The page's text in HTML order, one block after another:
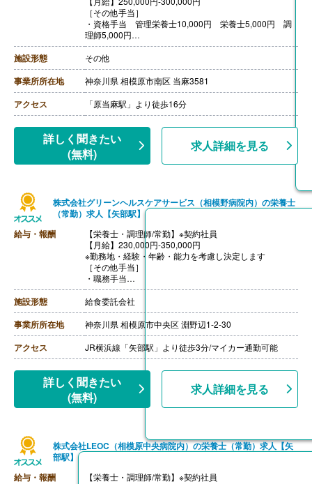
［その他手当］
・資格手当 管理栄養士10,000円 栄養士5,000円 調
理師5,000円
・住宅手当
・扶養手当
・職務手当
【賞与】年2回（計1.00ヶ月-2.00ヶ月分）※前年度実績
【通勤手当】あり（上限50,000円/月）
【昇給】あり（1月あたり3,000円-5,000円）※前年度実
績
施設形態 その他
事業所所在地 神奈川県 相模原市南区 当麻3581
アクセス 「原当麻駅」より徒歩16分
詳しく聞きたい
(無料)
求人詳細を見る
株式会社グリーンヘルスケアサービス（相模野病院内）の栄養士
（常勤）求人【矢部駅】
給与・報酬
【栄養士・調理師/常勤】※契約社員
【月給】230,000円-350,000円
※勤務地・経験・年齢・能力を考慮し決定します
［その他手当］
・職務手当
・食事手当
・年末年始手当
【賞与】年2回（7月、12月）※会社業績、各個人実績に
応じて決定（前年度実績 2.00ヶ月/年）
【通勤手当】あり（全額支給）
【退職金】なし
施設形態 給食委託会社
事業所所在地 神奈川県 相模原市中央区 淵野辺1-2-30
アクセス JR横浜線「矢部駅」より徒歩3分/マイカー通勤可能
詳しく聞きたい
(無料)
求人詳細を見る
株式会社LEOC（相模原中央病院内）の栄養士（常勤）求人【矢
部駅】
給与・報酬
【栄養士・調理師/常勤】※契約社員